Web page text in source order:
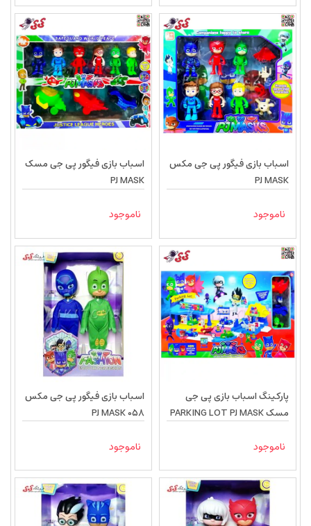
اسباب بازی فیگور پی جی مکس
PJ MASK
ناموجود
اسباب بازی فیگور پی جی مسک
PJ MASK
ناموجود
پارکینگ اسباب بازی پی جی
مسک PARKING LOT PJ MASK
ناموجود
اسباب بازی فیگور پی جی مکس
PJ MASK 058
ناموجود